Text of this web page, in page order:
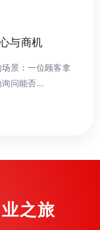
与商机
景：一位顾客拿
问能否...
之旅